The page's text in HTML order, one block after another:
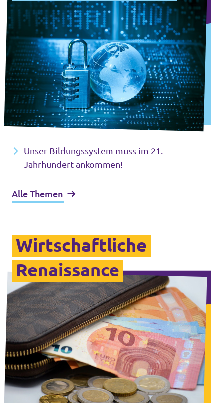
Transparenz
Datenschutz
Impressum
Unser Bildungssystem muss im 21.
Jahrhundert ankommen!
Alle Themen
Wirtschaftliche
Renaissance